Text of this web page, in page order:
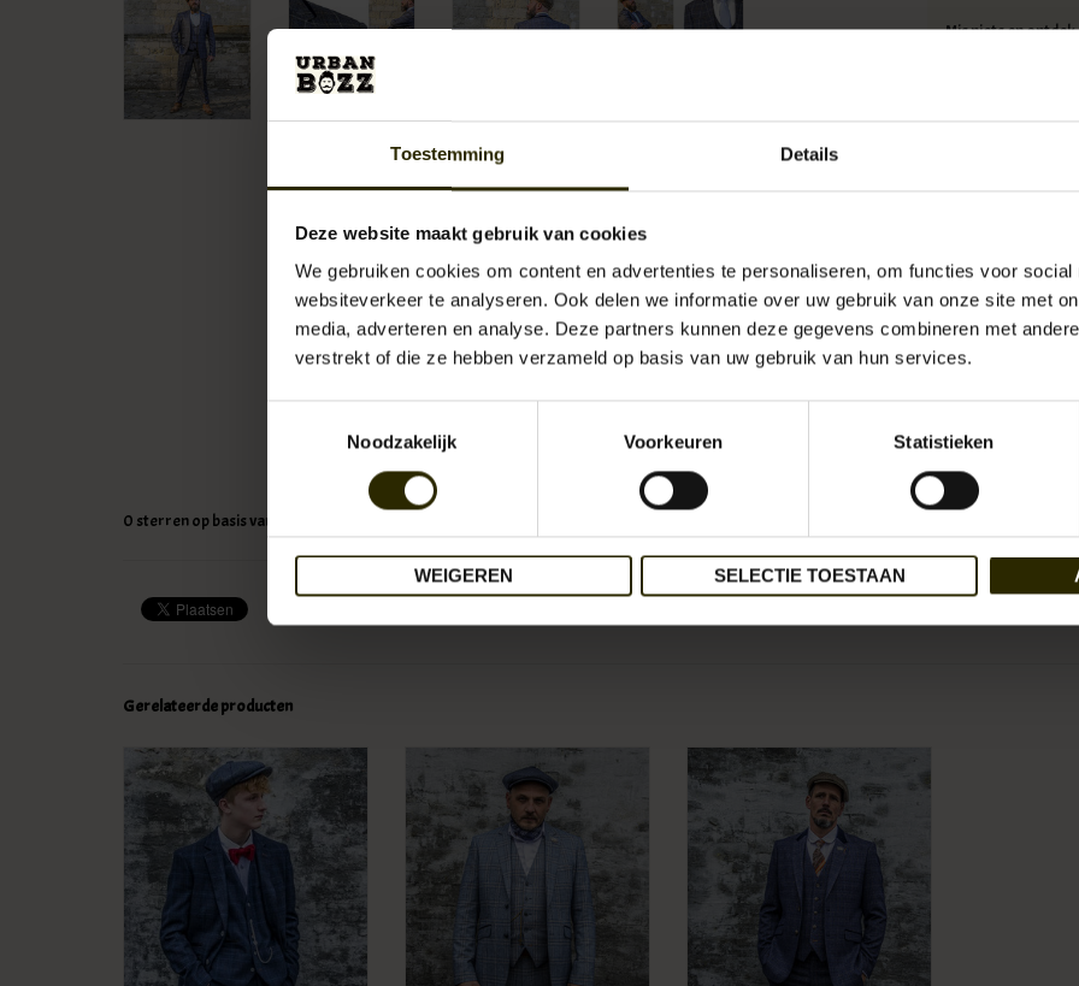
Toestemming Details
Deze website maakt gebruik van cookies
We gebruiken cookies om content en advertenties te personaliseren, om functies voor social
websiteverkeer te analyseren. Ook delen we informatie over uw gebruik van onze site met
media, adverteren en analyse. Deze partners kunnen deze gegevens combineren met
verstrekt of die ze hebben verzameld op basis van uw gebruik van hun services.
Noodzakelijk
Voorkeuren Statistieken
WEIGEREN SELECTIE TOESTAAN
Mis niets en
Authentieke
Kleur:
Levertijd:
Artikelnummer:
SKU:
€539,95
0 sterren op basis van
Gerelateerde producten